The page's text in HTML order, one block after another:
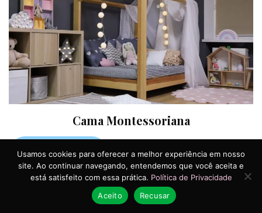
Cama Montessoriana
Saiba mais
Usamos cookies para oferecer a melhor experiência em nosso
site. Ao continuar navegando, entendemos que você aceita e
está satisfeito com essa prática. Política de Privacidade
Aceito
Recusar